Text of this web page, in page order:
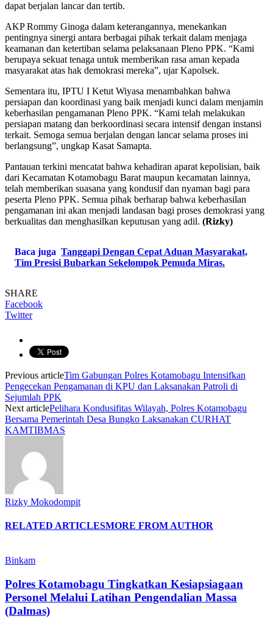
dapat berjalan lancar dan tertib.
AKP Rommy Ginoga dalam keterangannya, menekankan
pentingnya sinergi antara berbagai pihak terkait dalam menjaga
keamanan dan ketertiban selama pelaksanaan Pleno PPK. “Kami
berupaya sekuat tenaga untuk memberikan rasa aman kepada
masyarakat atas hak demokrasi mereka”, ujar Kapolsek.
Sementara itu, IPTU I Ketut Wiyasa menambahkan bahwa
persiapan dan koordinasi yang baik menjadi kunci dalam menjamin
keberhasilan pengamanan Pleno PPK. “Kami telah melakukan
persiapan matang dan berkoordinasi secara intensif dengan instansi
terkait. Semoga semua berjalan dengan lancar selama proses ini
berlangsung”, ungkap Kasat Samapta.
Pantauan terkini mencatat bahwa kehadiran aparat kepolisian, baik
dari Kecamatan Kotamobagu Barat maupun kecamatan lainnya,
telah memberikan suasana yang kondusif dan nyaman bagi para
peserta Pleno PPK. Semua pihak berharap bahwa keberhasilan
pengamanan ini akan menjadi landasan bagi proses demokrasi yang
berkualitas dan menghasilkan keputusan yang adil. (Rizky)
Baca juga Tanggapi Dengan Cepat Aduan Masyarakat,
Tim Presisi Bubarkan Sekelompok Pemuda Miras.
SHARE
Facebook
Twitter
Previous articleTim Gabungan Polres Kotamobagu Intensifkan
Pengecekan Pengamanan di KPU dan Laksanakan Patroli di
Sejumlah PPK
Next articlePelihara Kondusifitas Wilayah, Polres Kotamobagu
Bersama Pemerintah Desa Bungko Laksanakan CURHAT
KAMTIBMAS
Rizky Mokodompit
RELATED ARTICLESMORE FROM AUTHOR
Binkam
Polres Kotamobagu Tingkatkan Kesiapsiagaan
Personel Melalui Latihan Pengendalian Massa
(Dalmas)